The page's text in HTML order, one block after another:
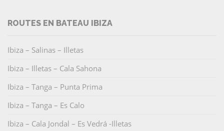
ROUTES EN BATEAU IBIZA
Ibiza – Salinas – Illetas
Ibiza – Illetas – Cala Sahona
Ibiza – Tanga – Punta Prima
Ibiza – Tanga – Es Calo
Ibiza – Cala Jondal – Es Vedrá -Illetas